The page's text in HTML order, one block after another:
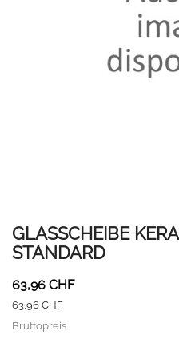
GLASSCHEIBE
STANDARD
63,96 CHF
63,96 CHF
Bruttopreis